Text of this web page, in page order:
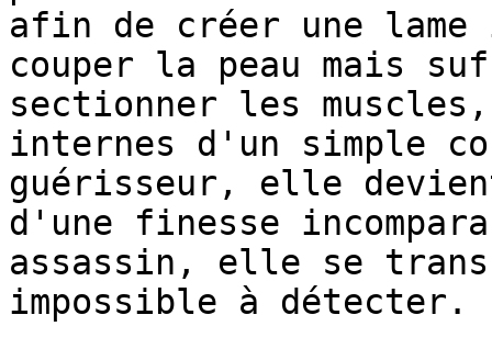
afin de créer une
couper la peau mais
sectionner les
internes d'un simple
guérisseur, elle
d'une finesse
assassin, elle se
impossible à détecter.